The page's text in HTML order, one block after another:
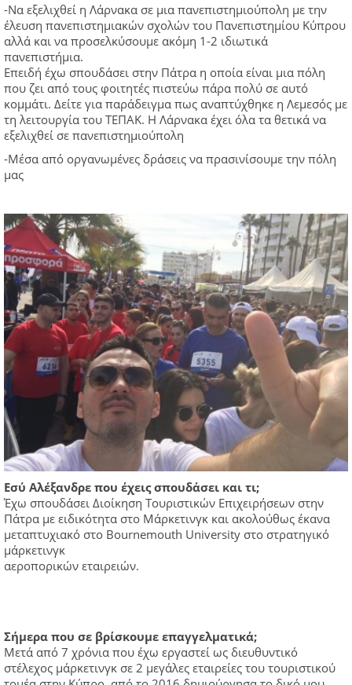
-Nα εξελιχθεί η Λάρνακα σε μια πανεπιστημιούπολη με την
έλευση πανεπιστημιακών σχολών του Πανεπιστημίου Κύπρου
αλλά και να προσελκύσουμε ακόμη 1-2 ιδιωτικά
πανεπιστήμια.
Επειδή έχω σπουδάσει στην Πάτρα η οποία είναι μια πόλη
που ζει από τους φοιτητές πιστεύω πάρα πολύ σε αυτό
κομμάτι. Δείτε για παράδειγμα πως αναπτύχθηκε η Λεμεσός με
τη λειτουργία του ΤΕΠΑΚ. Η Λάρνακα έχει όλα τα θετικά να
εξελιχθεί σε πανεπιστημιούπολη
-Μέσα από οργανωμένες δράσεις να πρασινίσουμε την πόλη
μας
Εσύ Αλέξανδρε που έχεις σπουδάσει και τι;
Έχω σπουδάσει Διοίκηση Τουριστικών Επιχειρήσεων στην
Πάτρα με ειδικότητα στο Μάρκετινγκ και ακολούθως έκανα
μεταπτυχιακό στο Bournemouth University στο στρατηγικό
μάρκετινγκ
αεροπορικών εταιρειών.
Σήμερα που σε βρίσκουμε επαγγελματικά;
Μετά από 7 χρόνια που έχω εργαστεί ως διευθυντικό
στέλεχος μάρκετινγκ σε 2 μεγάλες εταιρείες του τουριστικού